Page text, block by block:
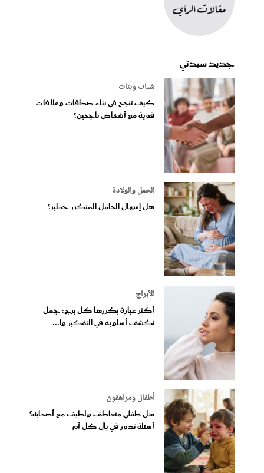
جديد سيدتي
شباب وبنات
كيف تنجح في بناء صداقات وعلاقات
قوية مع أشخاص ناجحين؟
الحمل والولادة
هل إسهال الحامل المتكرر خطير؟
الأبراج
أكثر عبارة يكررها كل برج: جمل
تكشف أسلوبه في التفكير وا...
أطفال ومراهقون
هل طفلي متعاطف ولطيف مع أصحابه؟
أسئلة تدور في بال كل أم